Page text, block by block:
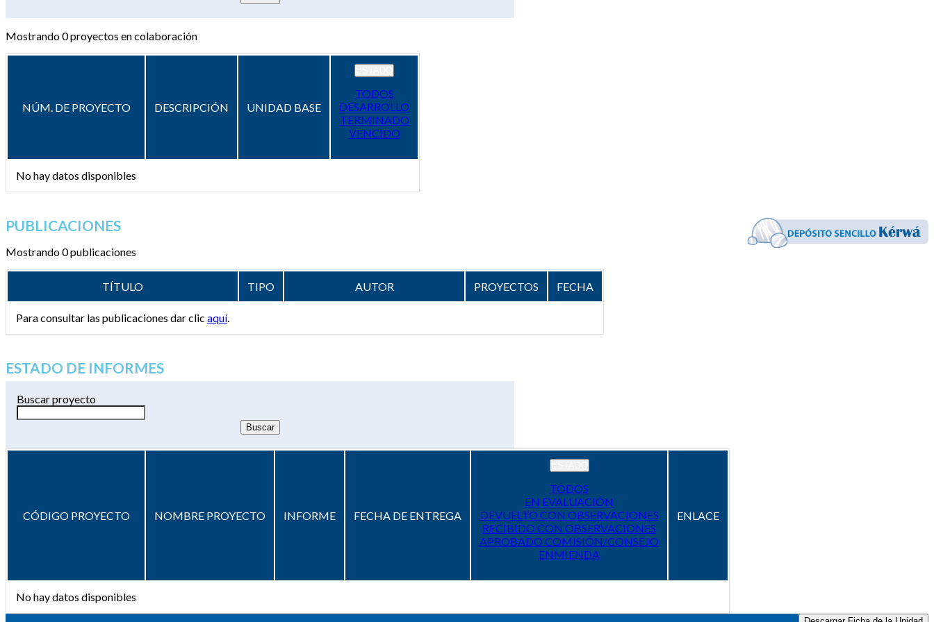
Mostrando0proyectos en colaboración
NÚM. DE PROYECTO DESCRIPCIÓN UNIDAD BASE
TODOS
DESARROLLO
TERMINADO
VENCIDO
No hay datos disponibles
PUBLICACIONES
Mostrando 0 publicaciones
TÍTULO TIPO AUTOR PROYECTOS FECHA
Para consultar las publicaciones dar clic aquí.
ESTADO DE INFORMES
Buscar proyecto
CÓDIGO PROYECTO NOMBRE PROYECTO INFORME FECHA DE ENTREGA
TODOS
EN EVALUACIÓN
DEVUELTO CON OBSERVACIONES
RECIBIDO CON OBSERVACIONES
APROBADO COMISIÓN/CONSEJO
ENMIENDA
ENLACE
No hay datos disponibles